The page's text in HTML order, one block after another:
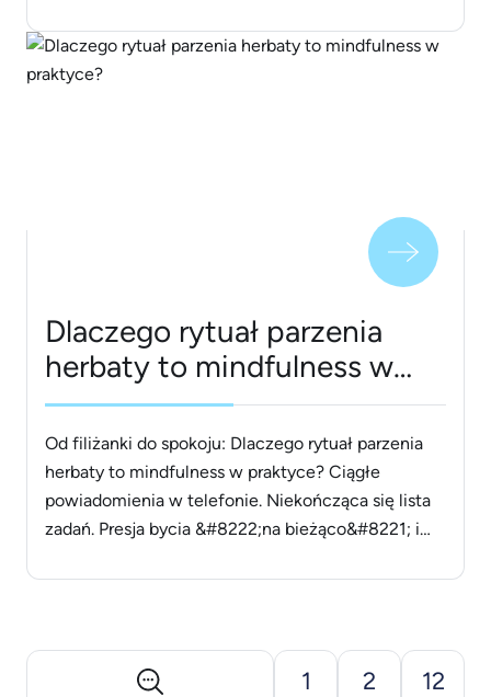
w sposób całkowicie bezinwazyjny, komfortowy i
bezpieczny dla pacjenta. Dzisiejsze urządzenia
Dlaczego rytuał parzenia
herbaty to mindfulness w
praktyce?
Od filiżanki do spokoju: Dlaczego rytuał parzenia
herbaty to mindfulness w praktyce? Ciągłe
powiadomienia w telefonie. Niekończąca się lista
zadań. Presja bycia &#8222;na bieżąco&#8221; i
Współczesne życie w pośpiechu sprawia, że nasz
luksusem. Często szukamy [&hellip;]
1 2 12